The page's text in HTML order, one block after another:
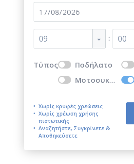
09 : 00
Τύπος Ποδήλατο
Μοτοσυκλέτα
Χωρίς κρυφές χρεώσεις
Χωρίς χρέωση χρήσης
πιστωτικής
Αναζητήστε, Συγκρίνετε &
Αποθηκεύσετε